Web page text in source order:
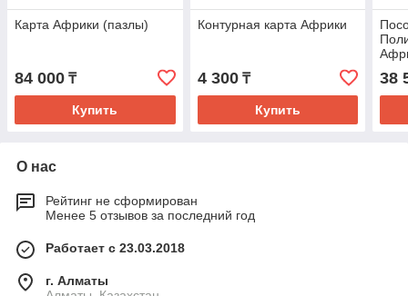
Карта Африки (пазлы)
84 000 ₸
Купить
Контурная карта Африки
4 300₸
Купить
38
О нас
Рейтинг не сформирован
Менее 5 отзывов за последний год
Работает с 23.03.2018
г. Алматы